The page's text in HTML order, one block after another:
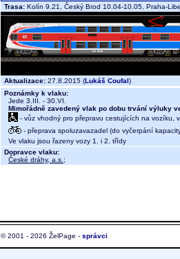
Trasa: Kolín 9.21, Český Brod 10.04-10.05, Praha-
Aktualizace: 27.8.2015 (Lukáš Coufal)
Poznámky k vlaku:
Jede 3.III. - 30.VI.
Mimořádně zavedený vlak po dobu trvání výluky
- vůz vhodný pro přepravu cestujících na vozíku,
- přeprava spoluzavazadel (do vyčerpání
Ve vlaku jsou řazeny vozy 1. i 2. třídy
Dopravce vlaku:
České dráhy, a.s. ;
© 2001 - 2026 ŽelPage - správci